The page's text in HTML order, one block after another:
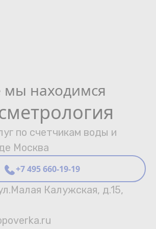
мы находимся
по счетчикам воды и
Москва
+7 495 660-19-19
Калужская, д.15,